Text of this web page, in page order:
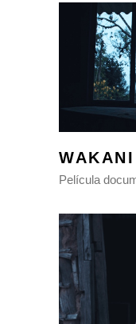
WAKANI
Película